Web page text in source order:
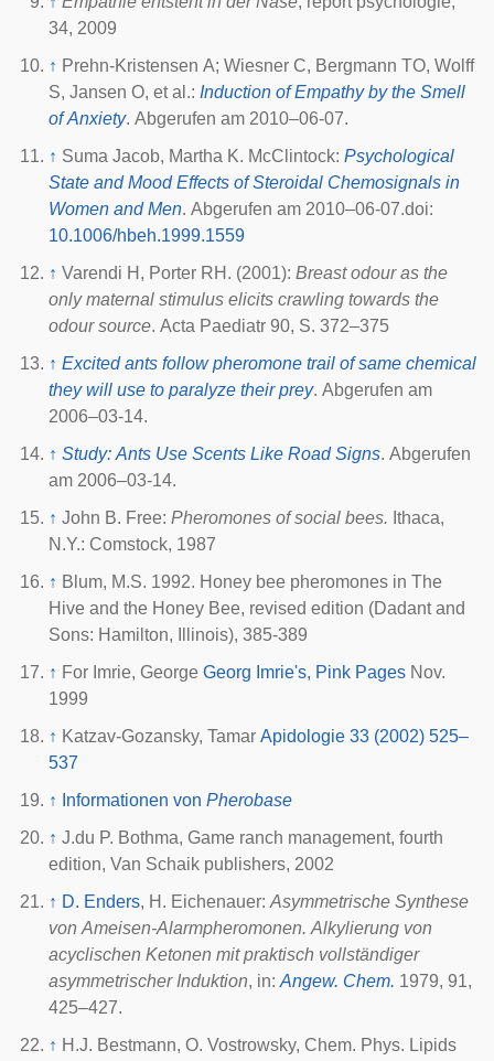
34, 2009
↑ Prehn-Kristensen A; Wiesner C, Bergmann TO, Wolff
S, Jansen O, et al.: Induction of Empathy by the Smell
of Anxiety. Abgerufen am 2010–06-07.
↑ Suma Jacob, Martha K. McClintock: Psychological
State and Mood Effects of Steroidal Chemosignals in
Women and Men. Abgerufen am 2010–06-07.doi:
10.1006/hbeh.1999.1559
↑ Varendi H, Porter RH. (2001): Breast odour as the
only maternal stimulus elicits crawling towards the
odour source. Acta Paediatr 90, S. 372–375
↑ Excited ants follow pheromone trail of same chemical
they will use to paralyze their prey. Abgerufen am
2006–03-14.
↑ Study: Ants Use Scents Like Road Signs. Abgerufen
am 2006–03-14.
↑ John B. Free: Pheromones of social bees. Ithaca,
N.Y.: Comstock, 1987
↑ Blum, M.S. 1992. Honey bee pheromones in The
Hive and the Honey Bee, revised edition (Dadant and
Sons: Hamilton, Illinois), 385-389
↑ For Imrie, George Georg Imrie's, Pink Pages Nov.
1999
↑ Katzav-Gozansky, Tamar Apidologie 33 (2002) 525–
537
↑
Informationen von Pherobase
↑ J.du P. Bothma, Game ranch management, fourth
edition, Van Schaik publishers, 2002
↑ D. Enders, H. Eichenauer: Asymmetrische Synthese
von Ameisen-Alarmpheromonen. Alkylierung von
acyclischen Ketonen mit praktisch vollständiger
asymmetrischer Induktion, in: Angew. Chem. 1979, 91,
425–427.
↑ H.J. Bestmann, O. Vostrowsky, Chem. Phys. Lipids